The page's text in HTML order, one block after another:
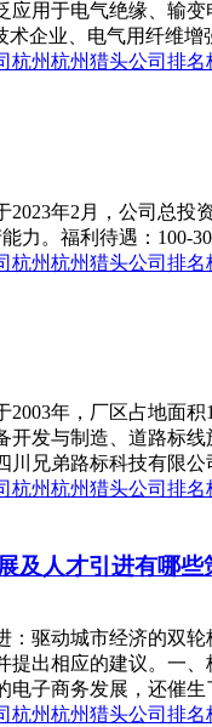
应用于电气绝缘、输
术企业、电气用纤维
杭州杭州猎头公司排名
年2月，公司总投
能力。福利待遇：
杭州杭州猎头公司排名
年，厂区占地面
开发与制造、道路标
川兄弟路标科技有限
杭州杭州猎头公司排名
及人才引进有哪些
：驱动城市经济的双
提出相应的建议。一
子商务发展，还催
杭州杭州猎头公司排名